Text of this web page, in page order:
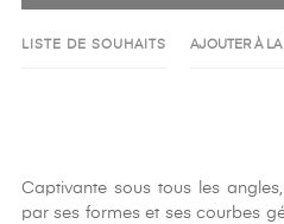
LISTE DE SOUHAITS AJOUTER À
Captivante sous tous les
par ses formes et ses courbes